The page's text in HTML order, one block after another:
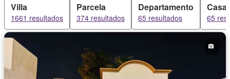
Villa
1661 resultados
Parcela
374 resultados
Departamento
65 resultados
Casa
65